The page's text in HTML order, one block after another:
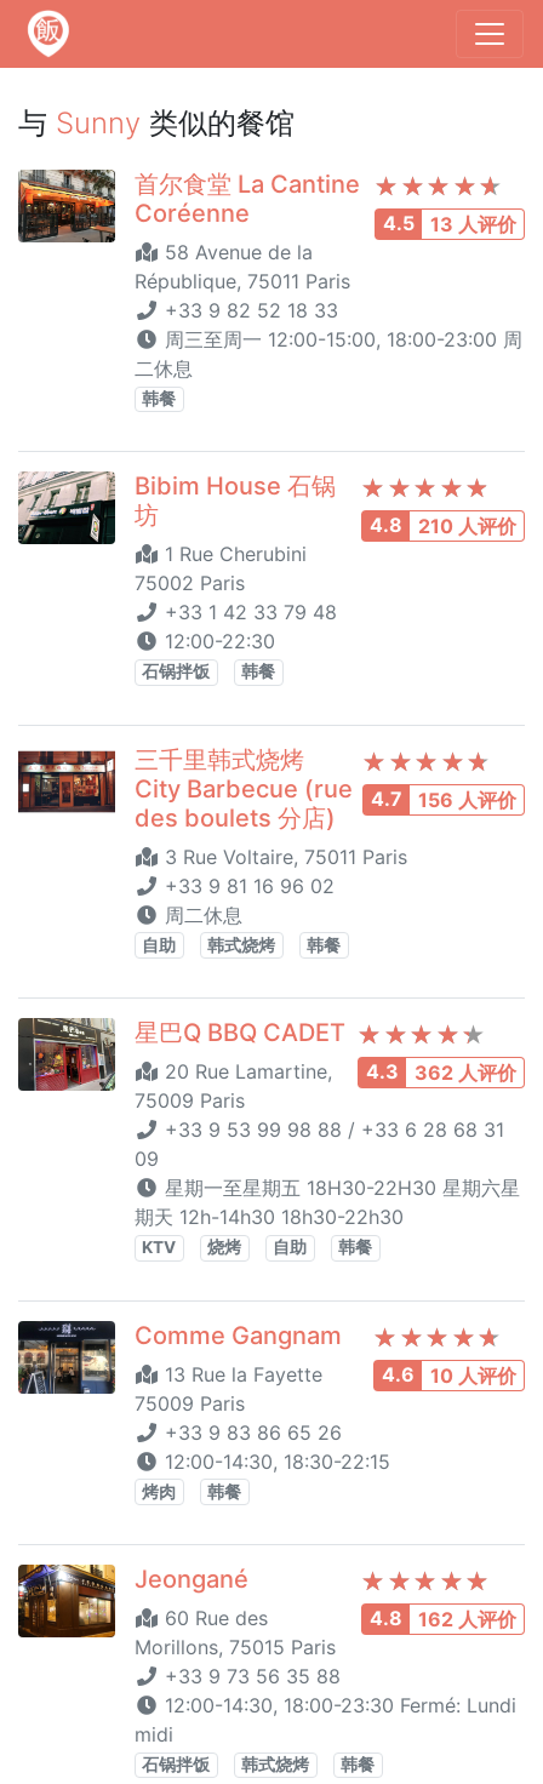
与 Sunny 类似的餐馆
4.5 13 人评价
首尔食堂 La Cantine
Coréenne
58 Avenue de la
République, 75011 Paris
+33 9 82 52 18 33
周三至周一 12:00-15:00, 18:00-23:00 周
二休息
韩餐
4.8 210 人评价
Bibim House 石锅
坊
1 Rue Cherubini
75002 Paris
+33 1 42 33 79 48
12:00-22:30
石锅拌饭 韩餐
4.7 156 人评价
三千里韩式烧烤
City Barbecue (rue
des boulets 分店)
3 Rue Voltaire, 75011 Paris
+33 9 81 16 96 02
周二休息
自助 韩式烧烤 韩餐
4.3 362 人评价
星巴Q BBQ CADET
20 Rue Lamartine,
75009 Paris
+33 9 53 99 98 88 / +33 6 28 68 31
09
星期一至星期五 18H30-22H30 星期六星
期天 12h-14h30 18h30-22h30
KTV 烧烤 自助 韩餐
4.6 10 人评价
Comme Gangnam
13 Rue la Fayette
75009 Paris
+33 9 83 86 65 26
12:00-14:30, 18:30-22:15
烤肉 韩餐
4.8 162 人评价
Jeongané
60 Rue des
Morillons, 75015 Paris
+33 9 73 56 35 88
12:00-14:30, 18:00-23:30 Fermé: Lundi
midi
石锅拌饭 韩式烧烤 韩餐